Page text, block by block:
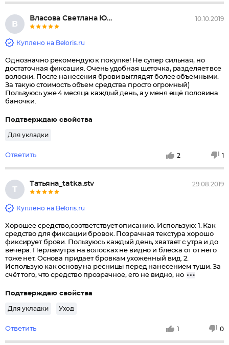
В
Власова Светлана Юрьевна 10.10.2019
Куплено на Beloris.ru
Однозначно рекомендую к покупке! Не супер сильная, но
достаточная фиксация. Очень удобная щеточка, разделяет все
волоски. После нанесения брови выглядят более объемными.
За такую стоимость объем средства просто огромный)
Пользуюсь уже 4 месяца каждый день, а у меня ещё половина
баночки.
Подтверждаю свойства
Для укладки
Ответить 2 1
Т
Татьяна_tatka.stv 29.08.2019
Куплено на Beloris.ru
Хорошее средство,соответствует описанию. Использую: 1. Как
средство для фиксации бровок. Позрачная текстура хорошо
фиксирует брови. Пользуюсь каждый день, хватает с утра и до
вечера. Перламутра на волосках не видно и блеска от от него
тоже нет. Основа придает бровкам ухоженный вид. 2.
Использую как основу на ресницы перед нанесением туши. За
счёт того, что средство прозрачное, его не видно, но
Подтверждаю свойства
Для укладки Уход
Ответить 1 0